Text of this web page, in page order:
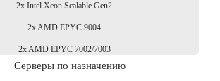
2x Intel Xeon Scalable Gen2
2x AMD EPYC 9004
2x AMD EPYC 7002/7003
Серверы по назначению